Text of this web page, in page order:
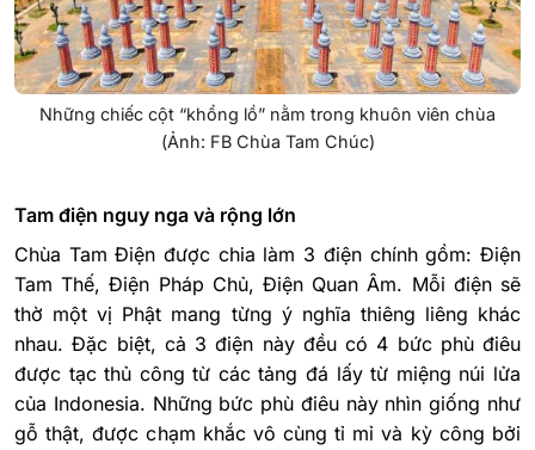
Những chiếc cột “khổng lồ” nằm trong khuôn viên chùa
(Ảnh: FB Chùa Tam Chúc)
Tam điện nguy nga và rộng lớn
Chùa Tam Điện được chia làm 3 điện chính gồm: Điện
Tam Thế, Điện Pháp Chủ, Điện Quan Âm. Mỗi điện sẽ
thờ một vị Phật mang từng ý nghĩa thiêng liêng khác
nhau. Đặc biệt, cả 3 điện này đều có 4 bức phù điêu
được tạc thủ công từ các tảng đá lấy từ miệng núi lửa
của Indonesia. Những bức phù điêu này nhìn giống như
gỗ thật, được chạm khắc vô cùng tỉ mỉ và kỳ công bởi